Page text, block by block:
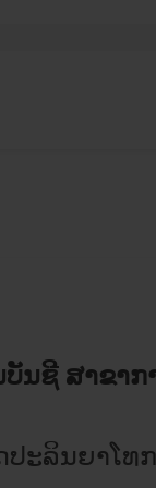
ນຊີ ສາຂາ​ກ
ະລິນຍາ​ໂທ​